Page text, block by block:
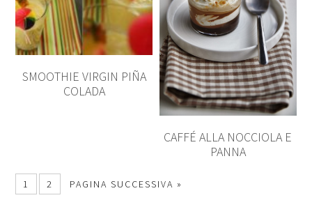
SMOOTHIE VIRGIN PIÑA
COLADA
CAFFÉ ALLA NOCCIOLA E
PANNA
1 2 PAGINA SUCCESSIVA »